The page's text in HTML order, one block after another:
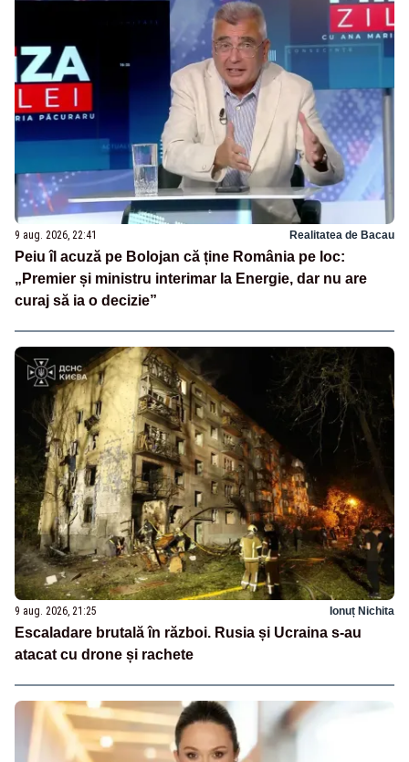
9 aug. 2026, 22:41 Realitatea de Bacau
Peiu îl acuză pe Bolojan că ține România pe loc:
„Premier și ministru interimar la Energie, dar nu are
curaj să ia o decizie”
9 aug. 2026, 21:25 Ionuț Nichita
Escaladare brutală în război. Rusia și Ucraina s-au
atacat cu drone și rachete